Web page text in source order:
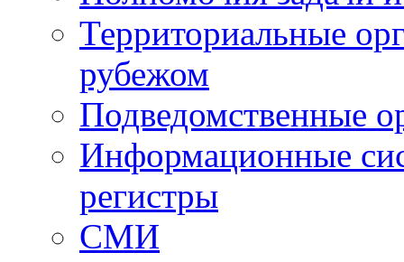
Территориальные
рубежом
Подведомственные
Информационные
регистры
СМИ